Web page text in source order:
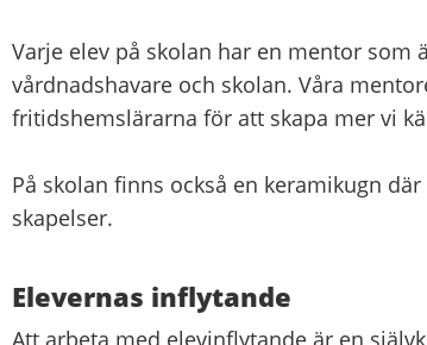
Varje elev på skolan har en mentor som
vårdnadshavare och skolan. Våra
fritidshemslärarna för att skapa mer vi
På skolan finns också en keramikugn
skapelser.
Elevernas inflytande
Att arbeta med elevinflytande är en